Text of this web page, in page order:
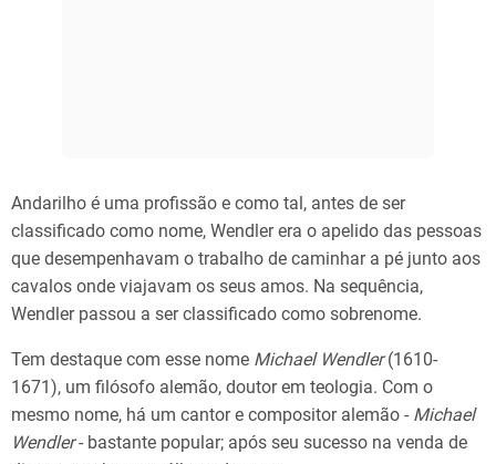
Andarilho é uma profissão e como tal, antes de ser
classificado como nome, Wendler era o apelido das pessoas
que desempenhavam o trabalho de caminhar a pé junto aos
cavalos onde viajavam os seus amos. Na sequência,
Wendler passou a ser classificado como sobrenome.
Tem destaque com esse nome Michael Wendler(1610-
1671), um filósofo alemão, doutor em teologia. Com o
mesmo nome, há um cantor e compositor alemão - Michael
Wendler- bastante popular; após seu sucesso na venda de